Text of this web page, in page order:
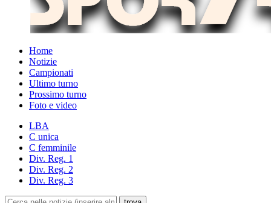
Home
Notizie
Campionati
Ultimo turno
Prossimo turno
Foto e video
LBA
C unica
C femminile
Div. Reg. 1
Div. Reg. 2
Div. Reg. 3